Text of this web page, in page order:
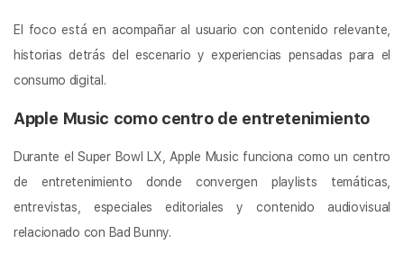
El foco está en acompañar al usuario con contenido relevante,
historias detrás del escenario y experiencias pensadas para el
consumo digital.
Apple Music como centro de entretenimiento
Durante el Super Bowl LX, Apple Music funciona como un centro
de entretenimiento donde convergen playlists temáticas,
entrevistas, especiales editoriales y contenido audiovisual
relacionado con Bad Bunny.